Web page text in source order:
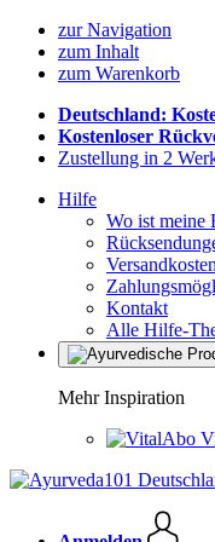
zur Navigation
zum Inhalt
zum Warenkorb
Deutschland:
Kostenloser
Zustellung in 2
Hilfe
Wo ist meine
Versandkosten
Kontakt
Alle Hilfe-
Mehr Inspiration